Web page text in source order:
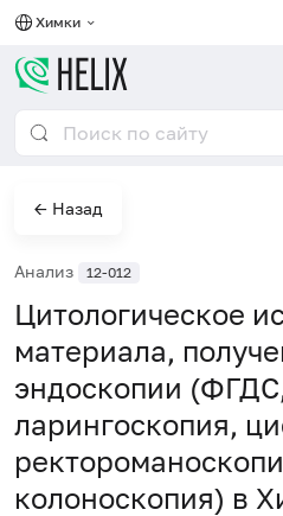
Химки
← Назад
Анализ 12-012
Цитологическое
материала,
эндоскопии
ларингоскопия,
колоноскопия) в